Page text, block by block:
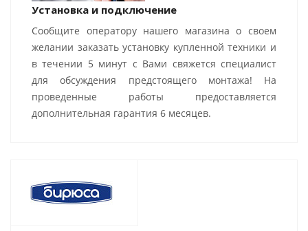
Установка и подключение
Сообщите оператору нашего магазина о своем
желании заказать установку купленной техники и
в течении 5 минут с Вами свяжется специалист
для обсуждения предстоящего монтажа! На
проведенные работы предоставляется
дополнительная гарантия 6 месяцев.